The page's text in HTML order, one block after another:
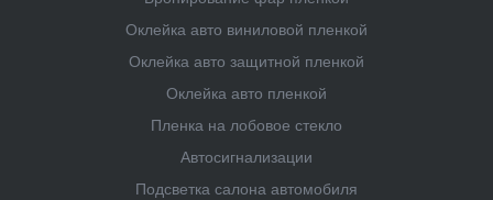
Оклейка авто виниловой пленкой
Оклейка авто защитной пленкой
Оклейка авто пленкой
Пленка на лобовое стекло
Автосигнализации
Подсветка салона автомобиля